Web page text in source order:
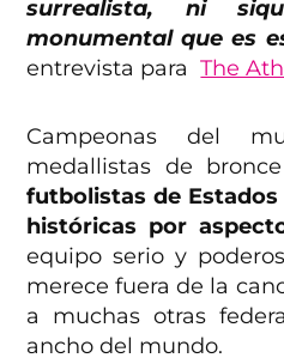
surrealista, ni
monumental que es
entrevista paraThe
Campeonas del
medallistas de
futbolistas de
históricas por
equipo serio y
merece fuera de la
a muchas otras
ancho del mundo.